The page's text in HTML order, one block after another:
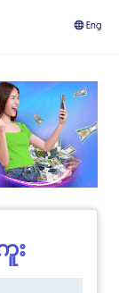
Eng
း